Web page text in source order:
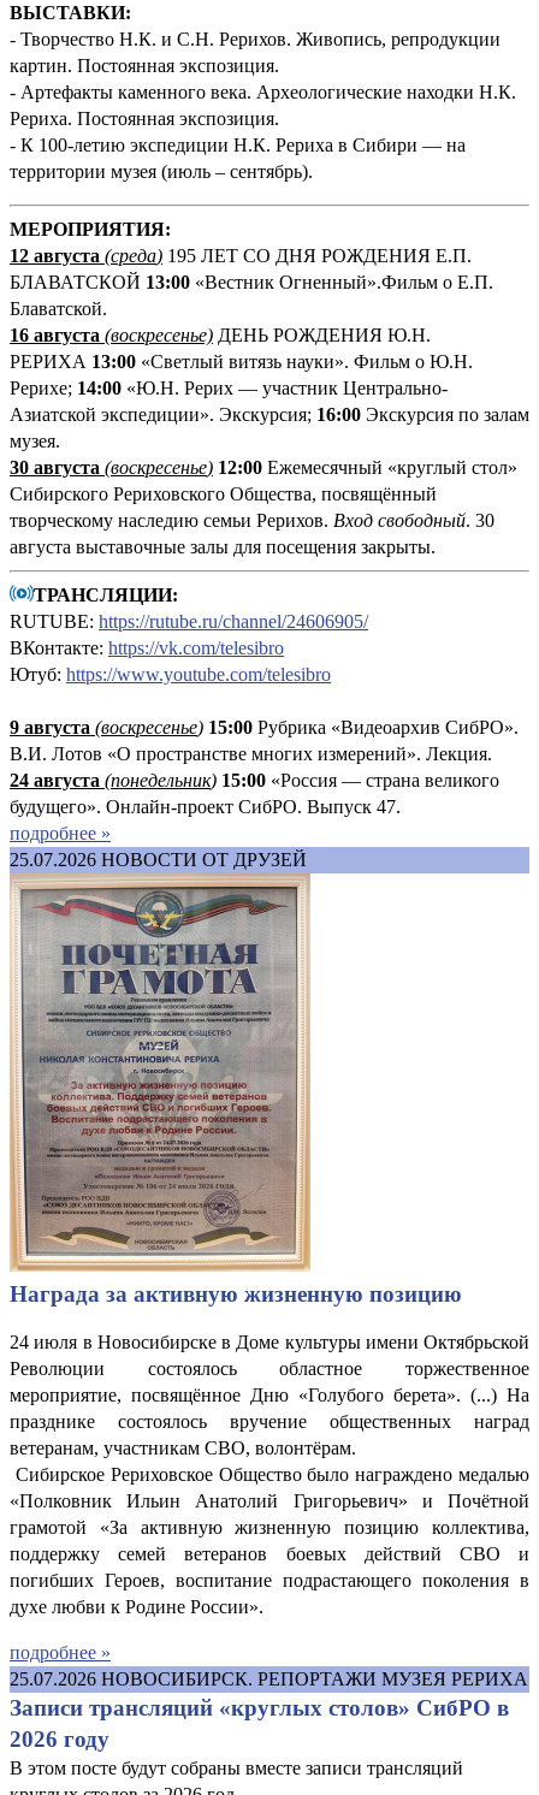
ВЫСТАВКИ:
- Творчество Н.К. и С.Н. Рерихов. Живопись, репродукции
картин. Постоянная экспозиция.
- Артефакты каменного века. Археологические находки Н.К.
Рериха. Постоянная экспозиция.
- К 100-летию экспедиции Н.К. Рериха в Сибири — на
территории музея (июль – сентябрь).
МЕРОПРИЯТИЯ:
12 августа (среда) 195 ЛЕТ СО ДНЯ РОЖДЕНИЯ Е.П.
БЛАВАТСКОЙ 13:00 «Вестник Огненный».Фильм о Е.П.
Блаватской.
16 августа (воскресенье) ДЕНЬ РОЖДЕНИЯ Ю.Н.
РЕРИХА 13:00 «Светлый витязь науки». Фильм о Ю.Н.
Рерихе; 14:00 «Ю.Н. Рерих — участник Центрально-
Азиатской экспедиции». Экскурсия; 16:00 Экскурсия по залам
музея.
30 августа (воскресенье) 12:00 Ежемесячный «круглый стол»
Сибирского Рериховского Общества, посвящённый
творческому наследию семьи Рерихов. Вход свободный. 30
августа выставочные залы для посещения закрыты.
ТРАНСЛЯЦИИ:
RUTUBE: https://rutube.ru/channel/24606905/
ВКонтакте: https://vk.com/telesibro
Ютуб: https://www.youtube.com/telesibro
9 августа (воскресенье) 15:00 Рубрика «Видеоархив СибРО».
В.И. Лотов «О пространстве многих измерений». Лекция.
24 августа (понедельник) 15:00 «Россия — страна великого
будущего». Онлайн-проект СибРО. Выпуск 47.
подробнее »
25.07.2026 НОВОСТИ ОТ ДРУЗЕЙ
Награда за активную жизненную позицию
24 июля в Новосибирске в Доме культуры имени Октябрьской
Революции состоялось областное торжественное
мероприятие, посвящённое Дню «Голубого берета». (...) На
празднике состоялось вручение общественных наград
ветеранам, участникам СВО, волонтёрам.
Сибирское Рериховское Общество было награждено медалью
«Полковник Ильин Анатолий Григорьевич» и Почётной
грамотой «За активную жизненную позицию коллектива,
поддержку семей ветеранов боевых действий СВО и
погибших Героев, воспитание подрастающего поколения в
духе любви к Родине России».
подробнее »
25.07.2026 НОВОСИБИРСК. РЕПОРТАЖИ МУЗЕЯ РЕРИХА
Записи трансляций «круглых столов» СибРО в
2026 году
В этом посте будут собраны вместе записи трансляций